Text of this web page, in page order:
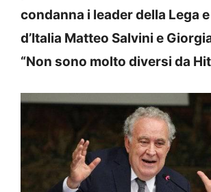
condanna i leader della Lega
d’Italia Matteo Salvini e
“Non sono molto diversi da